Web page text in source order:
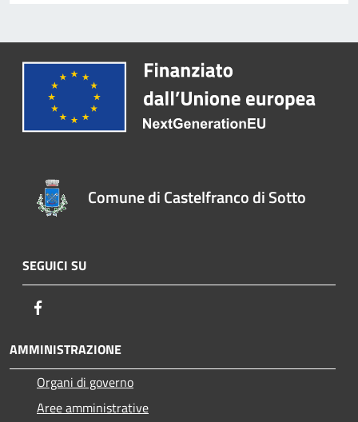
Comune di Castelfranco di Sotto
SEGUICI SU
AMMINISTRAZIONE
Organi di governo
Aree amministrative